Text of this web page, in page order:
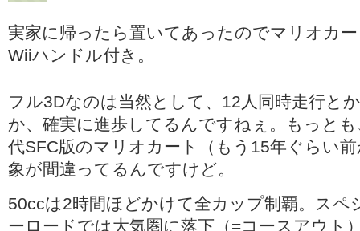
実家に帰ったら置いてあったのでマリオカ
Wiiハンドル付き。
フル3Dなのは当然として、12人同時走行と
か、確実に進歩してるんですねぇ。もっと
代SFC版のマリオカート（もう15年ぐらい
象が間違ってるんですけど。
50ccは2時間ほどかけて全カップ制覇。スペ
ーロードでは大気圏に落下（=コースアウト